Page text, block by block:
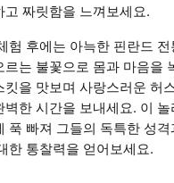
고 짜릿함을 느껴보세요.
험 후에는 아늑한 핀란드 전
르는 불꽃으로 몸과 마음을
킷을 맛보며 사랑스러운 허
벽한 시간을 보내세요. 이
푹 빠져 그들의 독특한 성격
한 통찰력을 얻어보세요.